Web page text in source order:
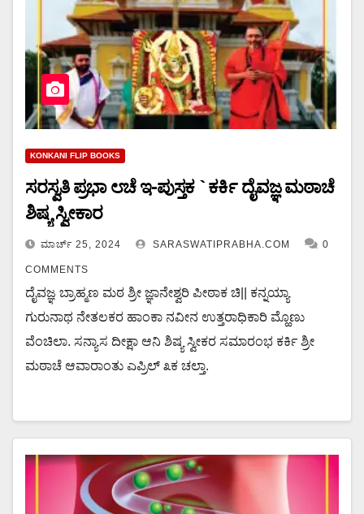
KONKANI FLIP BOOKS
ಸರಸ್ವತಿ ಪ್ರಭಾ ೮ಚೆ ಇ-ಪುಸ್ತಕ `ಕರ್ಕಿ ದೈವಜ್ಞ ಮಠಾಚೆ
ಶಿಷ್ಯ ಸ್ವೀಕಾರ
ಮಾರ್ಚ್ 25, 2024 SARASWATIPRABHA.COM 0
COMMENTS
ದೈವಜ್ಞ ಬ್ರಾಹ್ಮಣ ಮಠ ಶ್ರೀ ಜ್ಞಾನೇಶ್ವರಿ ಪೀಠಾಕ ಚಿ|| ಕನ್ನಯ್ಯಾ
ಗುರುನಾಥ ನೇತಲಕರ ಹಾಂಕಾ ನವೀನ ಉತ್ತರಾಧಿಕಾರಿ ಮ್ಹೊಣು
ವೆಂಚಿಲಾ. ಸನ್ಯಾಸ ದೀಕ್ಷಾ ಆನಿ ಶಿಷ್ಯ ಸ್ವೀಕರ ಸಮಾರಂಭ ಕರ್ಕಿ ಶ್ರೀ
ಮಠಾಚೆ ಆವಾರಾಂತು ಎಪ್ರಿಲ್ ೩ಕ ಚಲ್ತಾ.